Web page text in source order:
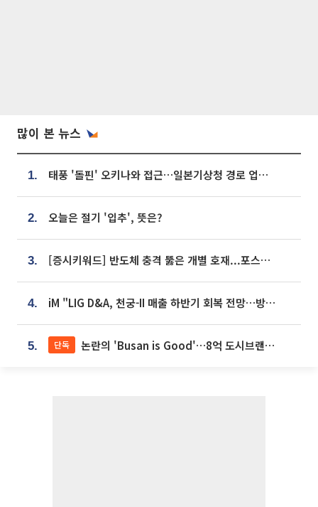
많이 본 뉴스
1. 태풍 '돌핀' 오키나와 접근…일본기상청 경로 업데이트
2. 오늘은 절기 '입추', 뜻은?
3. [증시키워드] 반도체 충격 뚫은 개별 호재...포스코퓨처엠·에코프로·한화솔루션 '눈길'
4. iM "LIG D&A, 천궁-II 매출 하반기 회복 전망…방산 톱픽 유지"
5. 단독 논란의 'Busan is Good'…8억 도시브랜드, 용산 대통령실 CI 업체가 수행